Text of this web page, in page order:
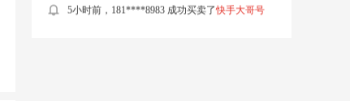
5小时前，190****8750 成功出售了 抖音万粉号